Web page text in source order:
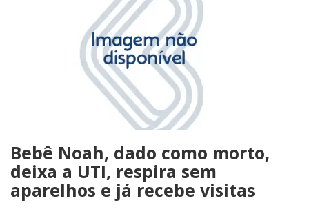
Bebê Noah, dado como morto,
deixa a UTI, respira sem
aparelhos e já recebe visitas